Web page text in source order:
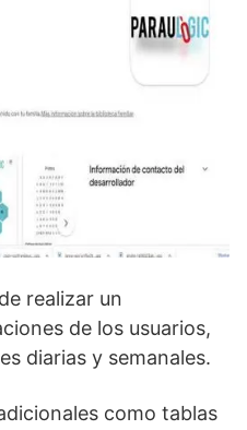
realizar un
de los usuarios,
diarias y semanales.
como tablas